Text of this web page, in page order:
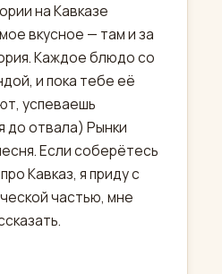
на Кавказе
вкусное — там и за
Каждое блюдо со
и пока тебе её
успеваешь
до отвала) Рынки
Если соберётесь
Кавказ, я приду с
частью, мне